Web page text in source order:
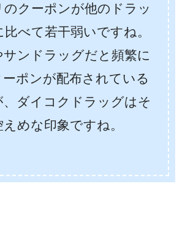
のクーポンが他のドラッ
べて若干弱いですね。
サンドラッグだと頻繁に
ポンが配布されている
、ダイコクドラッグはそ
めな印象ですね。